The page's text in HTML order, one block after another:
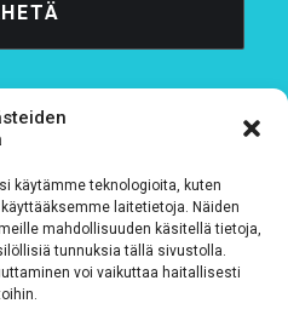
käytämme teknologioita, kuten
laitetietoja. Näiden
mahdollisuuden käsitellä tietoja,
tunnuksia tällä sivustolla.
voi vaikuttaa haitallisesti